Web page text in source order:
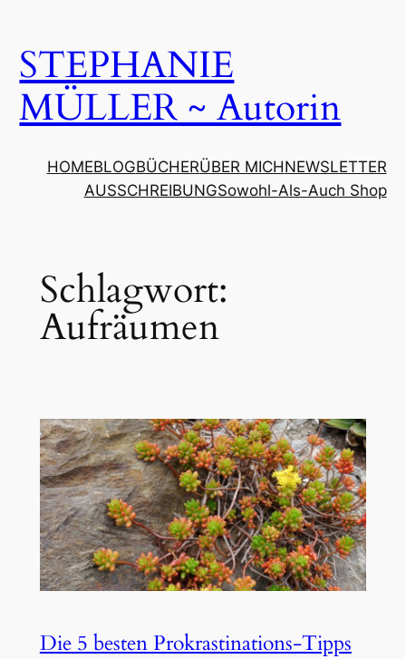
springen
STEPHANIE
MÜLLER ~ Autorin
HOMEBLOGBÜCHERÜBER MICHNEWSLETTER
AUSSCHREIBUNGSowohl-Als-Auch Shop
Schlagwort:
Aufräumen
Die 5 besten Prokrastinations-Tipps